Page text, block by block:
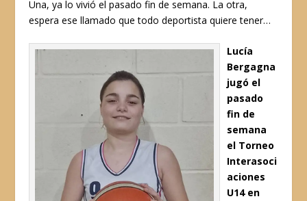
Una, ya lo vivió el pasado fin de semana. La otra,
espera ese llamado que todo deportista quiere tener…
Lucía
Bergagna
jugó el
pasado
fin de
semana
el Torneo
Interasoci
aciones
U14 en